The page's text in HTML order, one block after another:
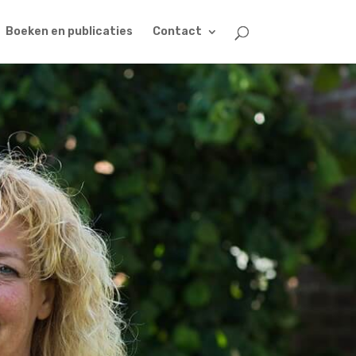
Boeken en publicaties Contact